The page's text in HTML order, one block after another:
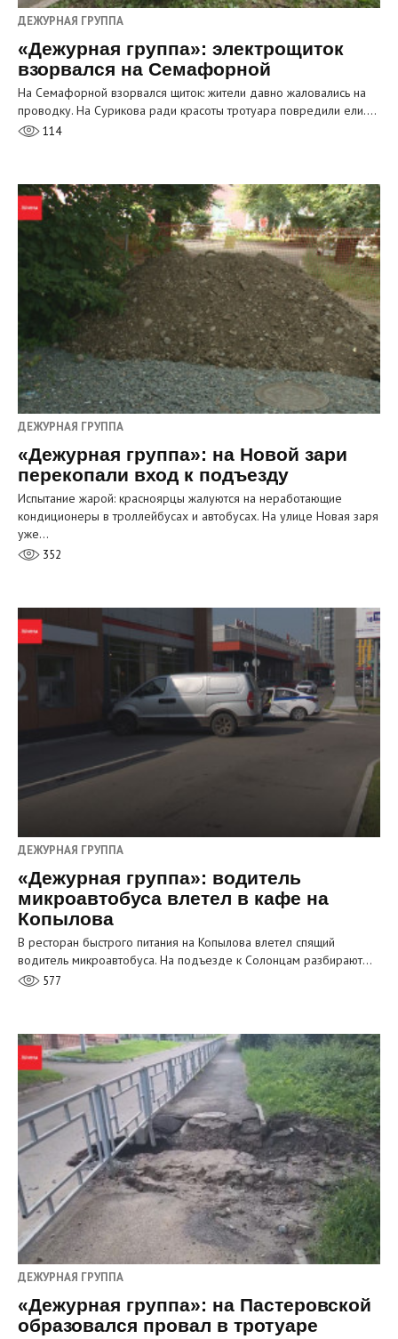
ДЕЖУРНАЯ ГРУППА
«Дежурная группа»: электрощиток
взорвался на Семафорной
На Семафорной взорвался щиток: жители давно жаловались на
проводку. На Сурикова ради красоты тротуара повредили ели.…
114
ДЕЖУРНАЯ ГРУППА
«Дежурная группа»: на Новой зари
перекопали вход к подъезду
Испытание жарой: красноярцы жалуются на неработающие
кондиционеры в троллейбусах и автобусах. На улице Новая заря
уже…
352
ДЕЖУРНАЯ ГРУППА
«Дежурная группа»: водитель
микроавтобуса влетел в кафе на
Копылова
В ресторан быстрого питания на Копылова влетел спящий
водитель микроавтобуса. На подъезде к Солонцам разбирают…
577
ДЕЖУРНАЯ ГРУППА
«Дежурная группа»: на Пастеровской
образовался провал в тротуаре